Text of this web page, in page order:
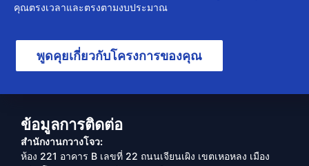
คุณตรงเวลาและตรงตามงบประมาณ
พูดคุยเกี่ยวกับโครงการของคุณ
ข้อมูลการติดต่อ
สำนักงานกวางโจว:
ห้อง 221 อาคาร B เลขที่ 22 ถนนเจียนเผิง เขตเหอหลง เมือง